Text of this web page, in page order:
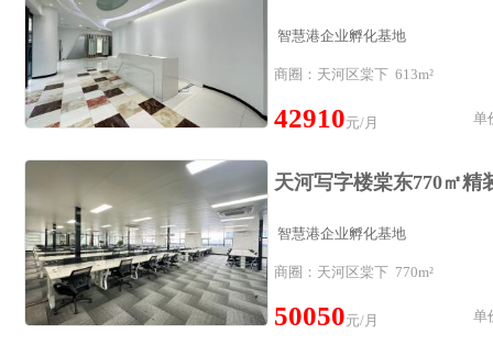
智慧港企业孵化基地
商圈：天河区棠下 613m²
42910元/月 单
智慧港企业孵化基地
商圈：天河区棠下 770m²
50050元/月 单